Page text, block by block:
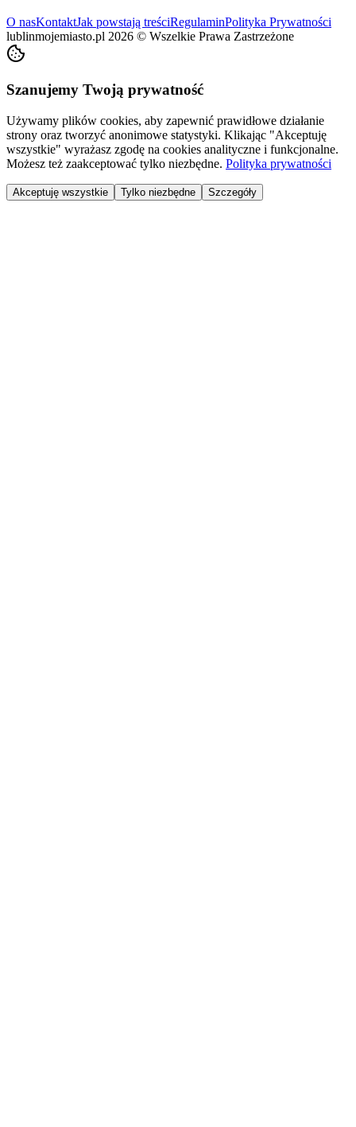
O nasKontaktJak powstają treściRegulaminPolityka Prywatności
lublinmojemiasto.pl 2026 © Wszelkie Prawa Zastrzeżone
Szanujemy Twoją prywatność
Używamy plików cookies, aby zapewnić prawidłowe działanie
strony oraz tworzyć anonimowe statystyki. Klikając "Akceptuję
wszystkie" wyrażasz zgodę na cookies analityczne i funkcjonalne.
Możesz też zaakceptować tylko niezbędne. Polityka prywatności
Akceptuję wszystkie Tylko niezbędne Szczegóły